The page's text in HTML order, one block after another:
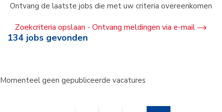
Ontvang de laatste jobs die met uw criteria overeenkomen
Zoekcriteria opslaan - Ontvang meldingen via e-mail
134 jobs gevonden
Momenteel geen gepubliceerde vacatures